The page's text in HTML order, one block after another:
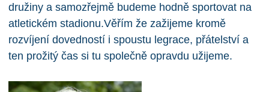
družiny a samozřejmě budeme hodně sportovat na
atletickém stadionu.Věřím že zažijeme kromě
rozvíjení dovedností i spoustu legrace, přátelství a
ten prožitý čas si tu společně opravdu užijeme.